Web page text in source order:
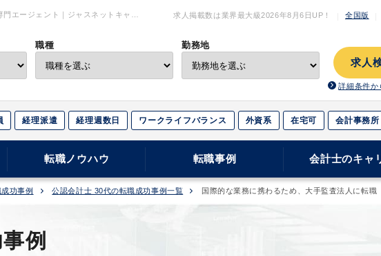
エージェント｜ジャスネットキャリ
求人掲載数は業界最大級2026年8月6日 UP！ 全国版
職種 勤務地
求人
詳細条件か
経理派遣 経理週数日 ワークライフバランス 外資系 在宅可 会計事務所
転職ノウハウ 転職事例 会計士のキャ
功事例 公認会計士 30代の転職成功事例一覧 国際的な業務に携わるため、大手監査法人に転職
例